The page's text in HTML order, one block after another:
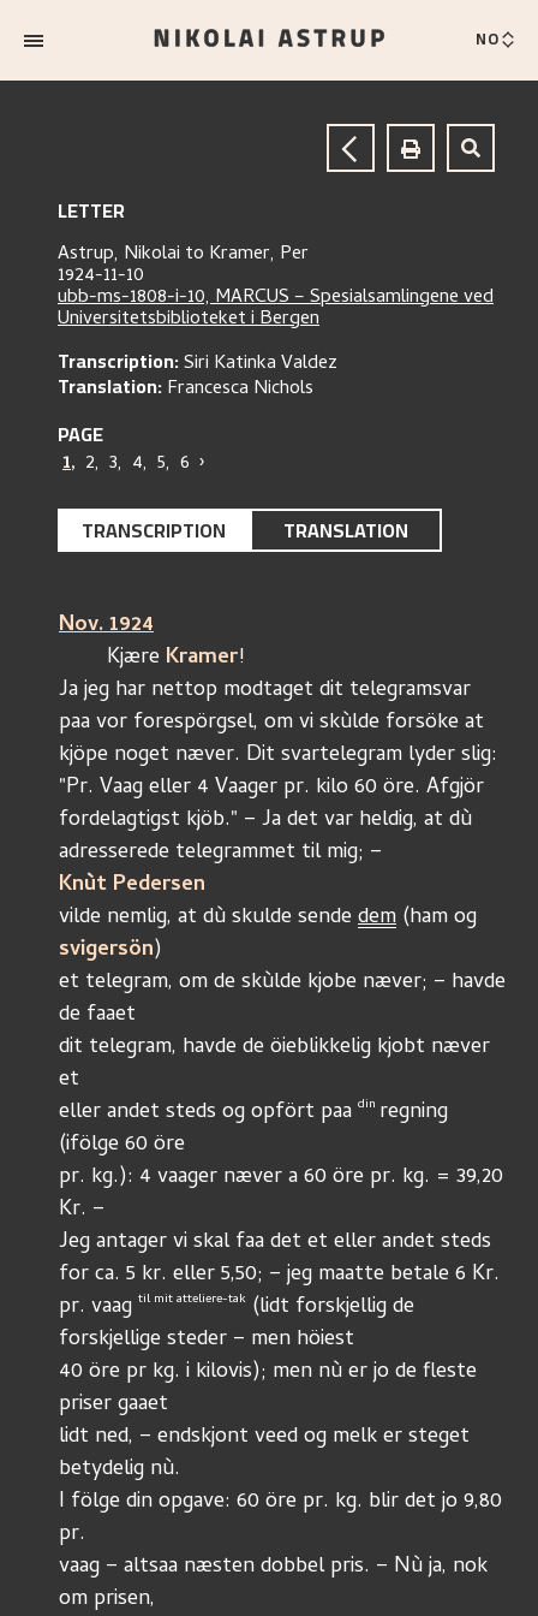
NO
LETTER
Astrup, Nikolai to Kramer, Per
1924-11-10
ubb-ms-1808-i-10, MARCUS – Spesialsamlingene ved
Universitetsbiblioteket i Bergen
Transcription:Siri Katinka Valdez
Translation:Francesca Nichols
PAGE
1, 2, 3, 4, 5, 6 ›
TRANSCRIPTION TRANSLATION
Nov. 1924
	Kjære
Kramer!
Ja jeg har nettop modtaget dit telegramsvar
paa vor forespörgsel, om vi skùlde forsöke at
kjöpe noget næver. Dit svartelegram lyder slig:
"Pr. Vaag eller 4 Vaager pr. kilo 60 öre. Afgjör
fordelagtigst kjöb." – Ja det var heldig, at dù
adresserede telegrammet til mig; –
Knùt Pedersen
vilde nemlig, at dù skulde sende dem (ham og
svigersön)
et telegram, om de skùlde kjobe næver; – havde
de faaet
dit telegram, havde de öieblikkelig kjobt næver
et
eller andet steds og opfört paa din regning
(ifölge 60 öre
pr. kg.): 4 vaager næver a 60 öre pr. kg. = 39,20
Kr. –
Jeg antager vi skal faa det et eller andet steds
for ca. 5 kr. eller 5,50; – jeg maatte betale 6 Kr.
pr. vaag til mit atteliere-tak (lidt forskjellig de
forskjellige steder – men höiest
40 öre pr kg. i kilovis); men nù er jo de fleste
priser gaaet
lidt ned, – endskjont veed og melk er steget
betydelig nù.
I fölge din opgave: 60 öre pr. kg. blir det jo 9,80
pr.
vaag – altsaa næsten dobbel pris. – Nù ja, nok
om prisen,